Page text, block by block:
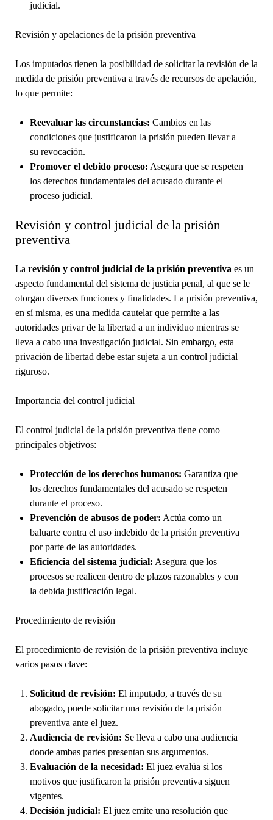
judicial.
Revisión y apelaciones de la prisión preventiva
Los imputados tienen la posibilidad de solicitar la revisión de la
medida de prisión preventiva a través de recursos de apelación,
lo que permite:
Reevaluar las circunstancias: Cambios en las
condiciones que justificaron la prisión pueden llevar a
su revocación.
Promover el debido proceso: Asegura que se respeten
los derechos fundamentales del acusado durante el
proceso judicial.
Revisión y control judicial de la prisión
preventiva
La revisión y control judicial de la prisión preventiva es un
aspecto fundamental del sistema de justicia penal, al que se le
otorgan diversas funciones y finalidades. La prisión preventiva,
en sí misma, es una medida cautelar que permite a las
autoridades privar de la libertad a un individuo mientras se
lleva a cabo una investigación judicial. Sin embargo, esta
privación de libertad debe estar sujeta a un control judicial
riguroso.
Importancia del control judicial
El control judicial de la prisión preventiva tiene como
principales objetivos:
Protección de los derechos humanos: Garantiza que
los derechos fundamentales del acusado se respeten
durante el proceso.
Prevención de abusos de poder: Actúa como un
baluarte contra el uso indebido de la prisión preventiva
por parte de las autoridades.
Eficiencia del sistema judicial: Asegura que los
procesos se realicen dentro de plazos razonables y con
la debida justificación legal.
Procedimiento de revisión
El procedimiento de revisión de la prisión preventiva incluye
varios pasos clave:
Solicitud de revisión: El imputado, a través de su
abogado, puede solicitar una revisión de la prisión
preventiva ante el juez.
Audiencia de revisión: Se lleva a cabo una audiencia
donde ambas partes presentan sus argumentos.
Evaluación de la necesidad: El juez evalúa si los
motivos que justificaron la prisión preventiva siguen
vigentes.
Decisión judicial: El juez emite una resolución que